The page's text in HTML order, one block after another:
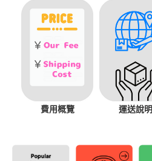
費用概覽 運送說明